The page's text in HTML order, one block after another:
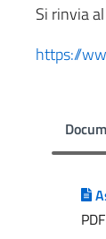
Si rinvia
https://